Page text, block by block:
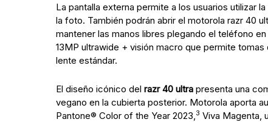
La pantalla externa permite a los usuarios utilizar
la foto. También podrán abrir el motorola razr 40
mantener las manos libres plegando el teléfono
13MP ultrawide + visión macro que permite
lente estándar.
El diseño icónico del razr 40 ultra presenta una
vegano en la cubierta posterior. Motorola aporta
Pantone® Color of the Year 2023, 3 Viva Magenta,